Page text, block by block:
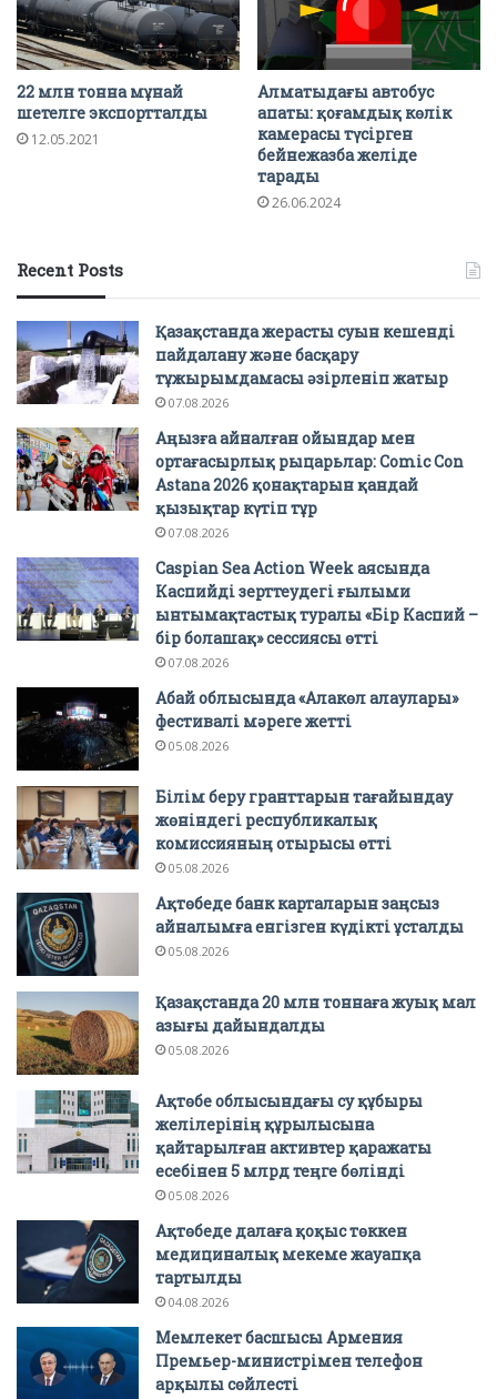
22 млн тонна мұнай
шетелге экспортталды
12.05.2021
Алматыдағы автобус
апаты: қоғамдық көлік
камерасы түсірген
бейнежазба желіде
тарады
26.06.2024
Recent Posts
Қазақстанда жерасты суын кешенді
пайдалану және басқару
тұжырымдамасы әзірленіп жатыр
07.08.2026
Аңызға айналған ойындар мен
ортағасырлық рыцарьлар: Comic Con
Astana 2026 қонақтарын қандай
қызықтар күтіп тұр
07.08.2026
Caspian Sea Action Week аясында
Каспийді зерттеудегі ғылыми
ынтымақтастық туралы «Бір Каспий –
бір болашақ» сессиясы өтті
07.08.2026
Абай облысында «Алакөл алаулары»
фестивалі мәреге жетті
05.08.2026
Білім беру гранттарын тағайындау
жөніндегі республикалық
комиссияның отырысы өтті
05.08.2026
Ақтөбеде банк карталарын заңсыз
айналымға енгізген күдікті ұсталды
05.08.2026
Қазақстанда 20 млн тоннаға жуық мал
азығы дайындалды
05.08.2026
Ақтөбе облысындағы су құбыры
желілерінің құрылысына
қайтарылған активтер қаражаты
есебінен 5 млрд теңге бөлінді
05.08.2026
Ақтөбеде далаға қоқыс төккен
медициналық мекеме жауапқа
тартылды
04.08.2026
Мемлекет басшысы Армения
Премьер-министрімен телефон
арқылы сөйлесті